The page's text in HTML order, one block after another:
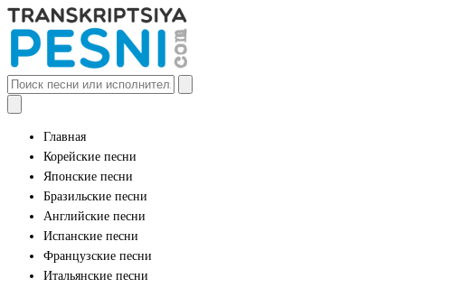
Главная
Корейские песни
Японские песни
Бразильские песни
Английские песни
Испанские песни
Французские песни
Итальянские песни